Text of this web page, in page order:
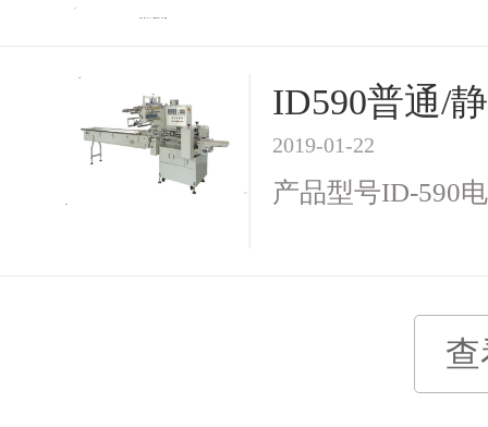
ID590普通/
2019-01-22
产品型号ID-590